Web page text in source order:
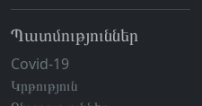
Պատմություններ
Covid-19
Կրթություն